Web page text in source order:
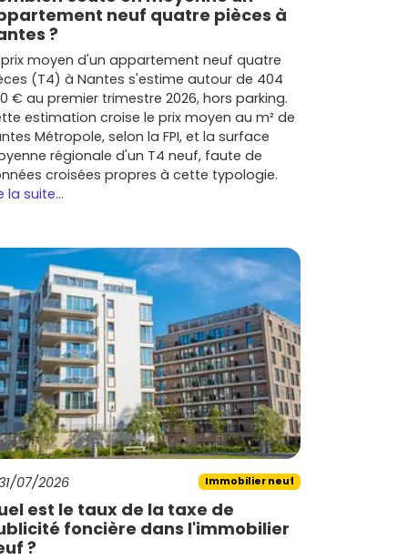
neuf quatre pièces à
?
prix moyen d'un appartement neuf quatre
(T4) à Nantes s'estime autour de 404
€ au premier trimestre 2026, hors parking.
estimation croise le prix moyen au m² de
Métropole, selon la FPI, et la surface
régionale d'un T4 neuf, faute de
croisées propres à cette typologie.
la suite...
07/2026 Immobilier neuf
est le taux de la taxe de
foncière dans l'immobilier
?